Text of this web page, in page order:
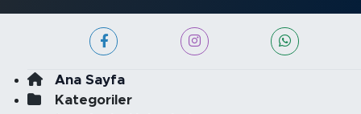
Ana Sayfa
Kategoriler